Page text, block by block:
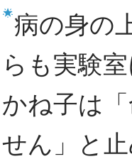
病の身の
らも実験
かね子は
せん」と